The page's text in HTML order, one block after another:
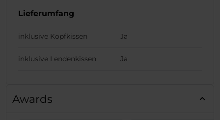
Lieferumfang
inklusive Kopfkissen Ja
inklusive Lendenkissen Ja
Awards